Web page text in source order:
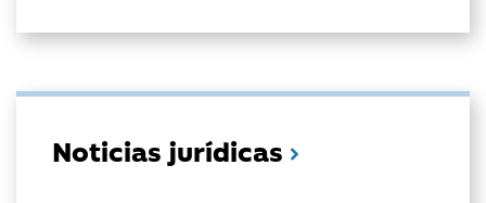
Noticias jurídicas